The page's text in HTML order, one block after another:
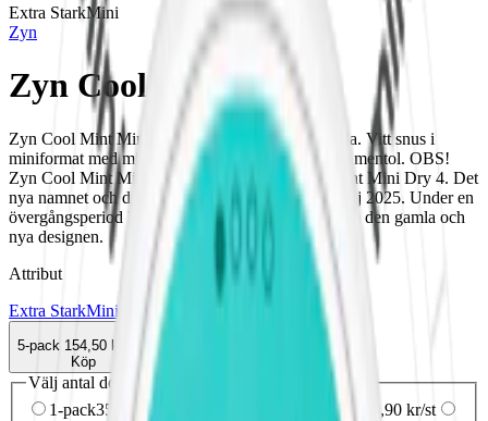
Extra StarkMini
Zyn
Zyn Cool Mint Mini 4
Zyn Cool Mint Mini 4 med 6 mg. nikotin per prilla. Vitt snus i
miniformat med mintig smak av pepparmynta och mentol. OBS!
Zyn Cool Mint Mini 4 hette tidigare Zyn Cool Mint Mini Dry 4. Det
nya namnet och designen på dosan lanserades i maj 2025. Under en
övergångsperiod kan din beställning innehålla både den gamla och
nya designen.
Attribut
Extra StarkMini Torr Portion Zyn
5-pack 154,50 kr
Köp
Välj antal dosor
1-pack35,90 kr 154,50 kr 30,90 kr/st